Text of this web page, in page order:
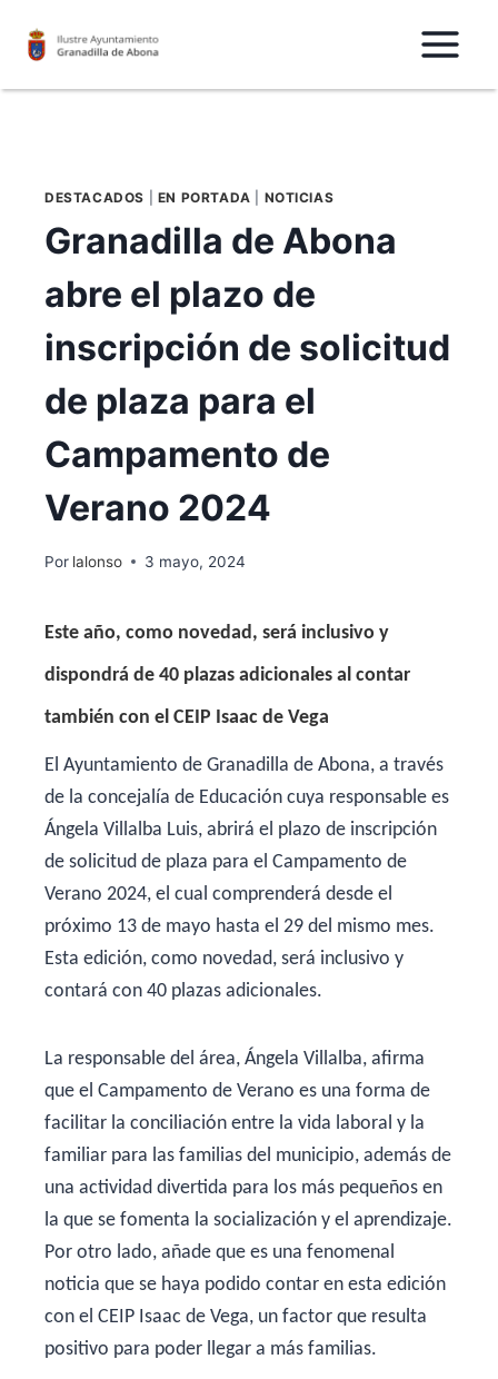
DESTACADOS EN PORTADA NOTICIAS
Granadilla de Abona
abre el plazo de
inscripción de solicitud
de plaza para el
Campamento de
Verano 2024
Por lalonso 3 mayo, 2024
Este año, como novedad, será inclusivo y
dispondrá de 40 plazas adicionales al contar
también con el CEIP Isaac de Vega
El Ayuntamiento de Granadilla de Abona, a través
de la concejalía de Educación cuya responsable es
Ángela Villalba Luis, abrirá el plazo de inscripción
de solicitud de plaza para el Campamento de
Verano 2024, el cual comprenderá desde el
próximo 13 de mayo hasta el 29 del mismo mes.
Esta edición, como novedad, será inclusivo y
contará con 40 plazas adicionales.
La responsable del área, Ángela Villalba, afirma
que el Campamento de Verano es una forma de
facilitar la conciliación entre la vida laboral y la
familiar para las familias del municipio, además de
una actividad divertida para los más pequeños en
la que se fomenta la socialización y el aprendizaje.
Por otro lado, añade que es una fenomenal
noticia que se haya podido contar en esta edición
con el CEIP Isaac de Vega, un factor que resulta
positivo para poder llegar a más familias.